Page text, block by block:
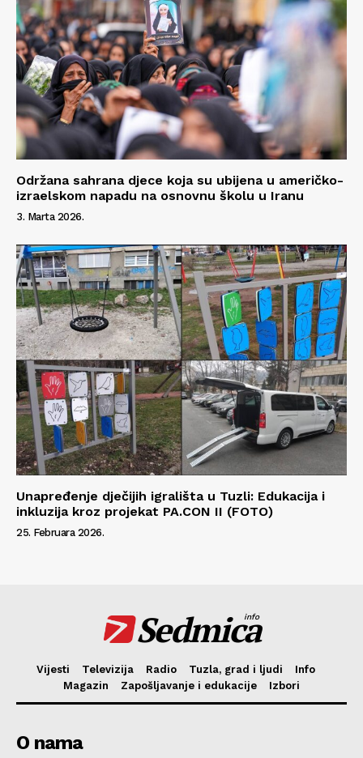
Održana sahrana djece koja su ubijena u američko-
izraelskom napadu na osnovnu školu u Iranu
3. Marta 2026.
Unapređenje dječijih igrališta u Tuzli: Edukacija i
inkluzija kroz projekat PA.CON II (FOTO)
25. Februara 2026.
Sedmica
info
Vijesti Televizija Radio Tuzla, grad i ljudi
Info
Magazin
Zapošljavanje i edukacije Izbori
O nama